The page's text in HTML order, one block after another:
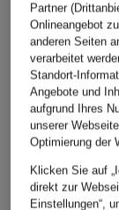
CHF 35
Ursprünglich:CHF 75
ÄHNLICHE
Partner
Onlineangebot
anderen Seiten
verarbeitet
Standort-
Angebote und
aufgrund Ihres
unserer
Optimierung der
Klicken Sie auf
direkt zur
Einstellungen“,